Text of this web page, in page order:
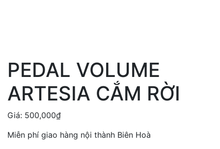
PEDAL VOLUME
ARTESIA CẮM RỜI
Giá: 500,000₫
Miễn phí giao hàng nội thành Biên Hoà